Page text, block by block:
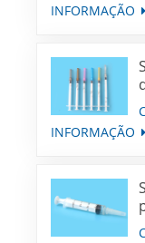
INFORMAÇÃO
INFORMAÇÃO